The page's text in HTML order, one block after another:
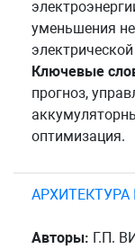
уменьшения
Ключевые
прогноз,
оптимизация.
Авторы: Г.П.